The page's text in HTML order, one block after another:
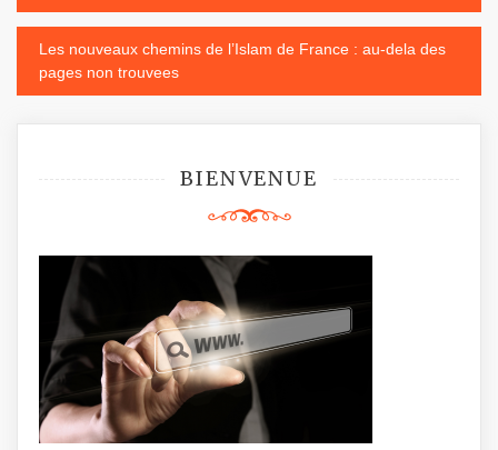
de
l’article
Les nouveaux chemins de l’Islam de France : au-dela des
pages non trouvees
BIENVENUE